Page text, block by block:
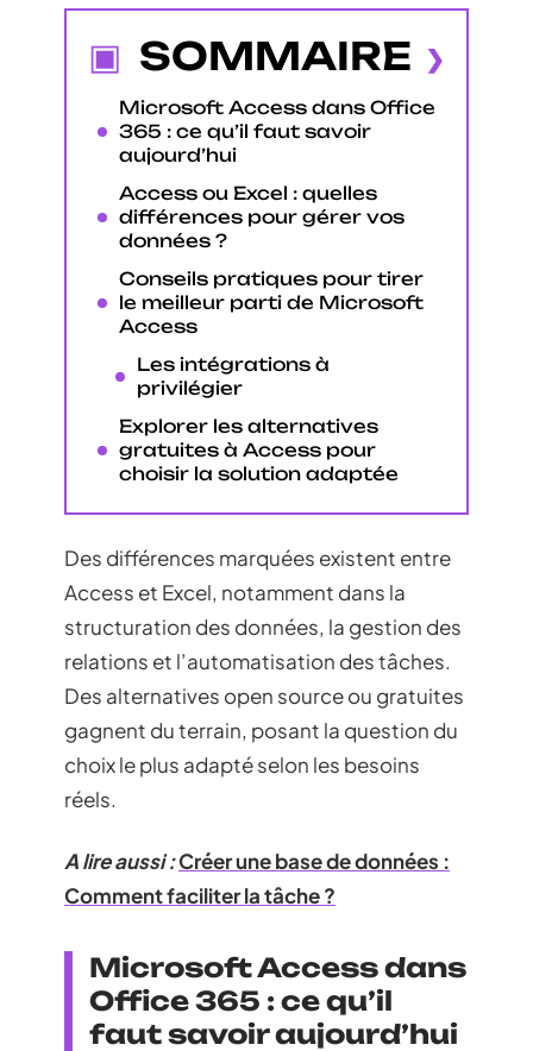
SOMMAIRE
Microsoft Access dans Office
365 : ce qu’il faut savoir
aujourd’hui
Access ou Excel : quelles
différences pour gérer vos
données ?
Conseils pratiques pour tirer
le meilleur parti de Microsoft
Access
Les intégrations à
privilégier
Explorer les alternatives
gratuites à Access pour
choisir la solution adaptée
Des différences marquées existent entre
Access et Excel, notamment dans la
structuration des données, la gestion des
relations et l’automatisation des tâches.
Des alternatives open source ou gratuites
gagnent du terrain, posant la question du
choix le plus adapté selon les besoins
réels.
A lire aussi :Créer une base de données :
Comment faciliter la tâche ?
Microsoft Access dans
Office 365 : ce qu’il
faut savoir aujourd’hui